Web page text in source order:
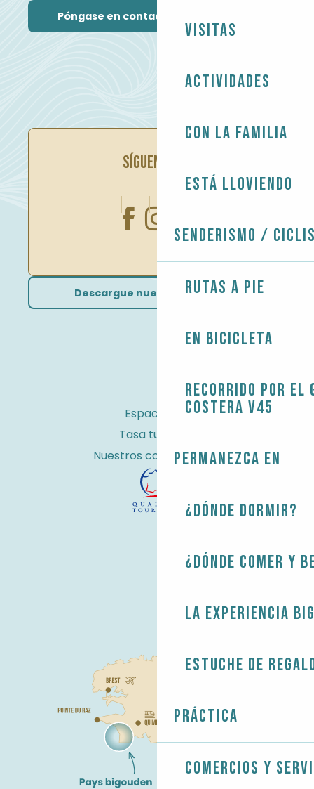
Visitas
Actividades
Con la familia
Está lloviendo
Senderismo /
Rutas a pie
En bicicleta
Recorrido por el
costera V45
Permanezca en
¿Dónde dormir?
¿Dónde comer y
La experiencia
Estuche de
Práctica
Comercios y
Póngase en contacto con nosotros
SÍGUENOS EN
Descargue nuestros folletos
Espacio Pro
Tasa turística
Nuestros compromisos